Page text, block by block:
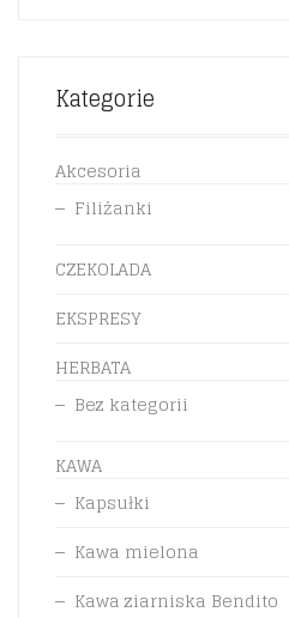
Kategorie
Akcesoria
Filiżanki
CZEKOLADA
EKSPRESY
HERBATA
Bez kategorii
KAWA
Kapsułki
Kawa mielona
Kawa ziarniska Bendito